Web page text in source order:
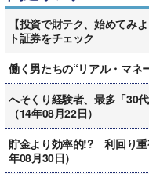
【投資で財テク、始めてみ
ト証券をチェック
働く男たちの“リアル・マネ
へそくり経験者、最多「30
（14年08月22日）
貯金より効率的!? 利回り重
年08月30日）